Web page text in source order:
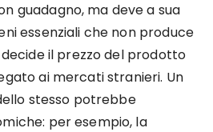
guadagno, ma deve a sua
essenziali che non produce
decide il prezzo del prodotto
ai mercati stranieri. Un
stesso potrebbe
per esempio, la